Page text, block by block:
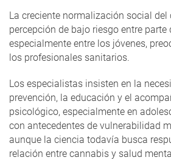
La creciente normalización social del
percepción de bajo riesgo entre parte
especialmente entre los jóvenes,
los profesionales sanitarios.
Los especialistas insisten en la
prevención, la educación y el
psicológico, especialmente en
con antecedentes de vulnerabilidad
aunque la ciencia todavía busca
relación entre cannabis y salud